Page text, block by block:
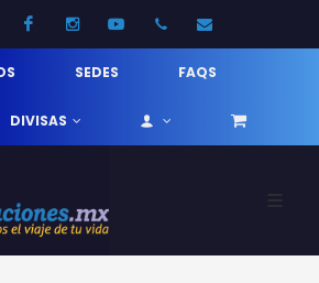
FacebookInstagramYoutube52 33 31210744
SEDES FAQS
DIVISAS